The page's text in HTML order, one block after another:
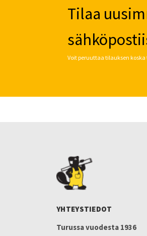
Tilaa
Voit peruuttaa tilauksen
YHTEYSTIEDOT
Turussa vuodesta 1936